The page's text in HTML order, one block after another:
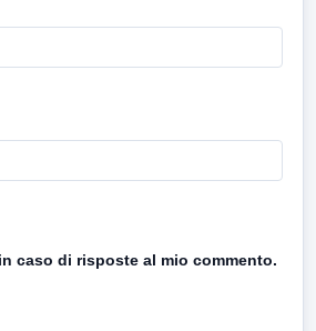
caso di risposte al mio commento.